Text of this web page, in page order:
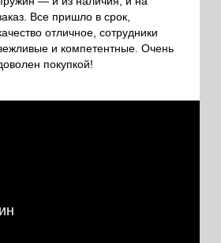
Все пришло в срок,
отличное, сотрудники
и компетентные. Очень
покупкой!